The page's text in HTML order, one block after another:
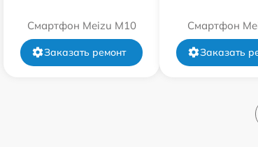
Смартфон Meizu M10
Заказать ремонт
Смартфон
Заказать